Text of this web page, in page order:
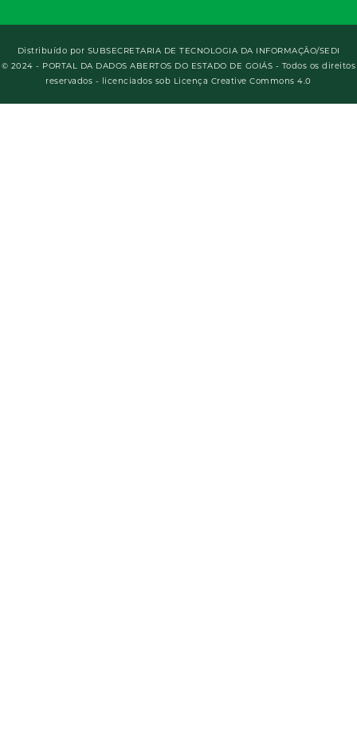
Distribuído por SUBSECRETARIA DE TECNOLOGIA DA INFORMAÇÃO/SEDI
© 2024 - PORTAL DA DADOS ABERTOS DO ESTADO DE GOIÁS - Todos os direitos
reservados - licenciados sob Licença Creative Commons 4.0